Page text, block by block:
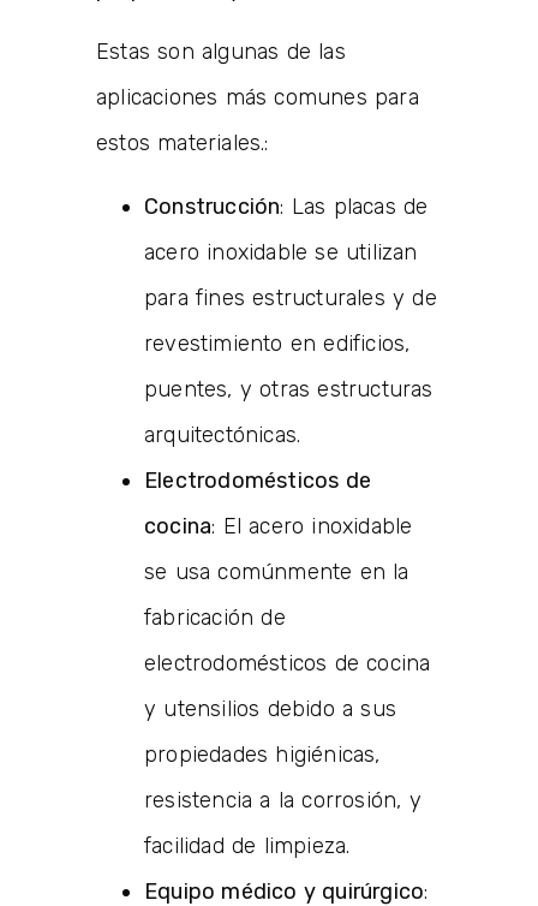
Estas son algunas de las
aplicaciones más comunes para
estos materiales.:
Construcción: Las placas de
acero inoxidable se utilizan
para fines estructurales y de
revestimiento en edificios,
puentes, y otras estructuras
arquitectónicas.
Electrodomésticos de
cocina: El acero inoxidable
se usa comúnmente en la
fabricación de
electrodomésticos de cocina
y utensilios debido a sus
propiedades higiénicas,
resistencia a la corrosión, y
facilidad de limpieza.
Equipo médico y quirúrgico: